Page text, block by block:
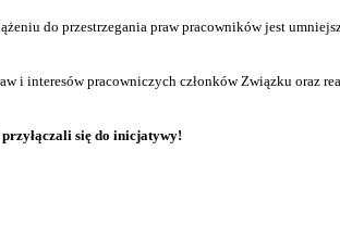
do przestrzegania praw pracowników jest
i interesów pracowniczych członków Związku oraz
się do inicjatywy!